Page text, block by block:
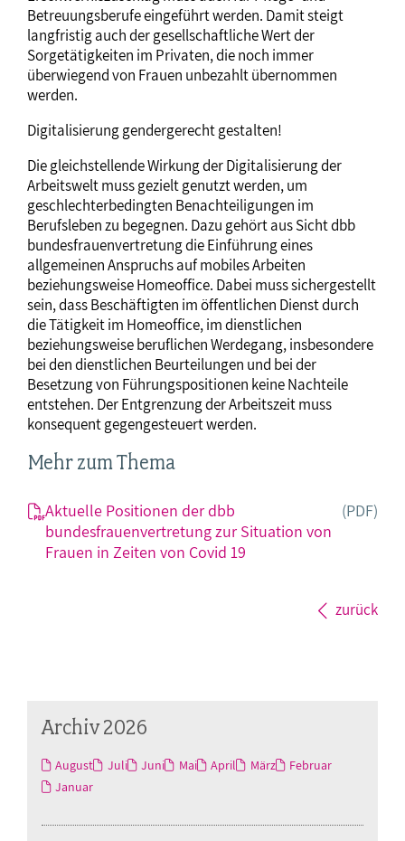
Betreuungsberufe eingeführt werden. Damit steigt
langfristig auch der gesellschaftliche Wert der
Sorgetätigkeiten im Privaten, die noch immer
überwiegend von Frauen unbezahlt übernommen
werden.
Digitalisierung gendergerecht gestalten!
Die gleichstellende Wirkung der Digitalisierung der
Arbeitswelt muss gezielt genutzt werden, um
geschlechterbedingten Benachteiligungen im
Berufsleben zu begegnen. Dazu gehört aus Sicht dbb
bundesfrauenvertretung die Einführung eines
allgemeinen Anspruchs auf mobiles Arbeiten
beziehungsweise Homeoffice. Dabei muss sichergestellt
sein, dass Beschäftigten im öffentlichen Dienst durch
die Tätigkeit im Homeoffice, im dienstlichen
beziehungsweise beruflichen Werdegang, insbesondere
bei den dienstlichen Beurteilungen und bei der
Besetzung von Führungspositionen keine Nachteile
entstehen. Der Entgrenzung der Arbeitszeit muss
konsequent gegengesteuert werden.
Mehr zum Thema
Aktuelle Positionen der dbb
bundesfrauenvertretung zur Situation von
Frauen in Zeiten von Covid 19
(PDF)
zurück
Archiv 2026
August Juli Juni Mai April März
Februar
Januar